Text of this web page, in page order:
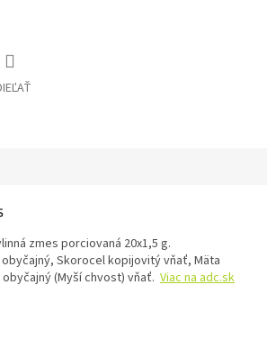
zmes porciovaná 20x1,5 g.
obyčajný, Skorocel kopijovitý vňať, Mäta
(Myší chvost) vňať. Viac na adc.sk